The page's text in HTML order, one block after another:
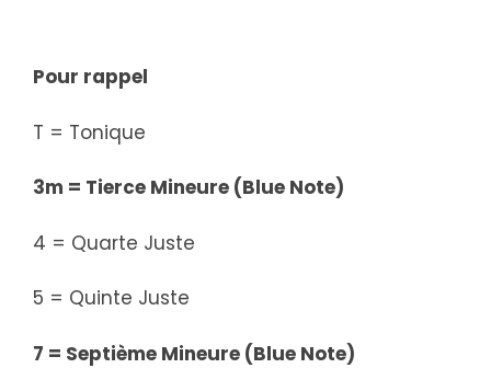
Pour rappel
T = Tonique
3m = Tierce Mineure (Blue Note)
4 = Quarte Juste
5 = Quinte Juste
7 = Septième Mineure (Blue Note)